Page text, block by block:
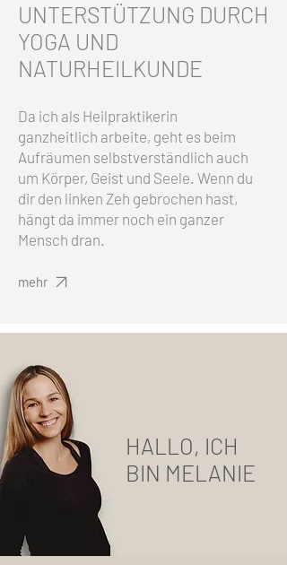
UNTERSTÜTZUNG DURCH
YOGA UND
NATURHEILKUNDE
Da ich als Heilpraktikerin
ganzheitlich arbeite, geht es beim
Aufräumen selbstverständlich auch
um Körper, Geist und Seele. Wenn du
dir den linken Zeh gebrochen hast,
hängt da immer noch ein ganzer
Mensch dran.
mehr
HALLO, ICH
BIN MELANIE